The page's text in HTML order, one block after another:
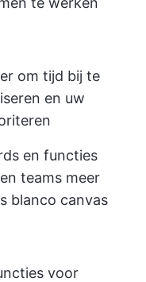
om tijd bij te
en uw
en functies
teams meer
blanco canvas
voor